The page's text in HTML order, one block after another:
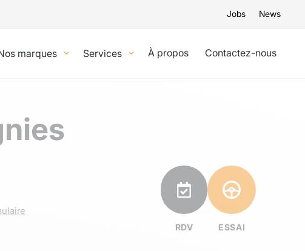
Jobs News
marques Services À propos Contactez-nous
